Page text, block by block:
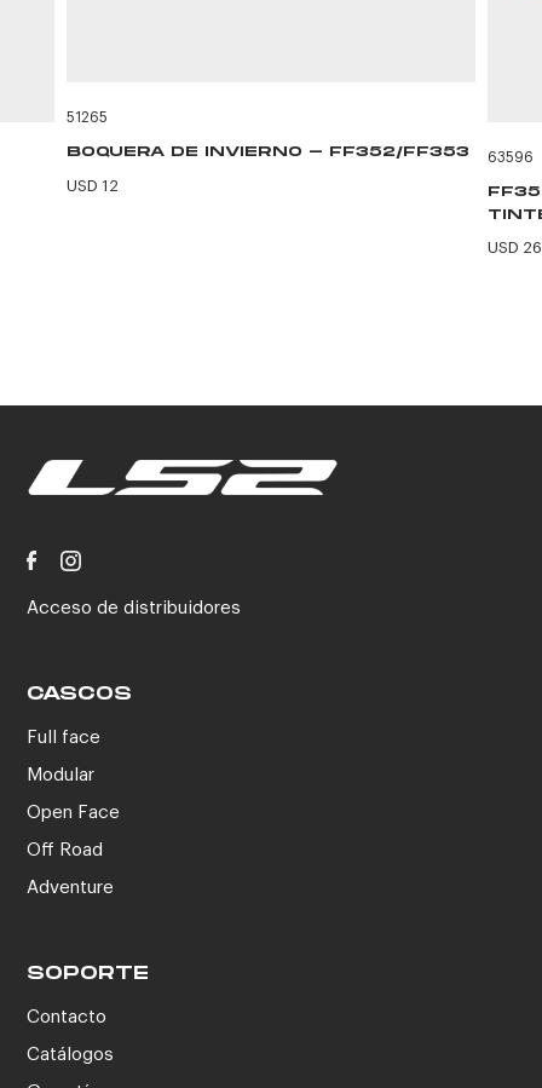
51265
BOQUERA DE INVIERNO - FF352/FF353
USD 12
63596
USD 26
Acceso de distribuidores
CASCOS
Full face
Modular
Open Face
Off Road
Adventure
SOPORTE
Contacto
Catálogos